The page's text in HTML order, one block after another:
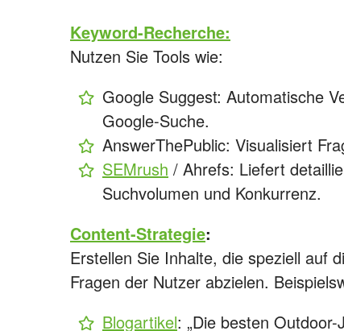
Keyword-Recherche:
Nutzen Sie Tools wie:
Google Suggest: Automatische
Google-Suche.
AnswerThePublic: Visualisiert
SEMrush / Ahrefs: Liefert
Suchvolumen und Konkurrenz.
Content-Strategie:
Erstellen Sie Inhalte, die speziell auf
Fragen der Nutzer abzielen.
Blogartikel: „Die besten